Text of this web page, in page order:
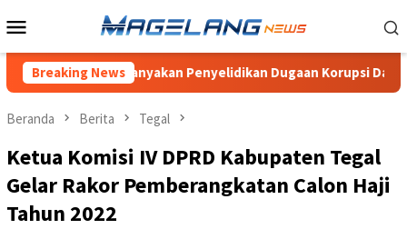
ke
Mobile
Breaking News
Pertanyakan Penyelidikan Dugaan Korupsi Dana Desa
Beranda Berita Tegal
Kеtuа Komisi IV DPRD Kаbuраtеn Tegal
Gelar Rakor Pemberangkatan Calon Haji
Tahun 2022